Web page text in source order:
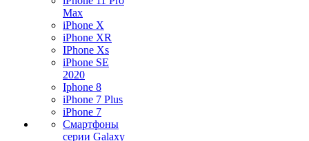
Max
iPhone X
iPhone XR
IPhone Xs
iPhone SE
2020
Iphone 8
iPhone 7 Plus
iPhone 7
Смартфоны
серии Galaxy